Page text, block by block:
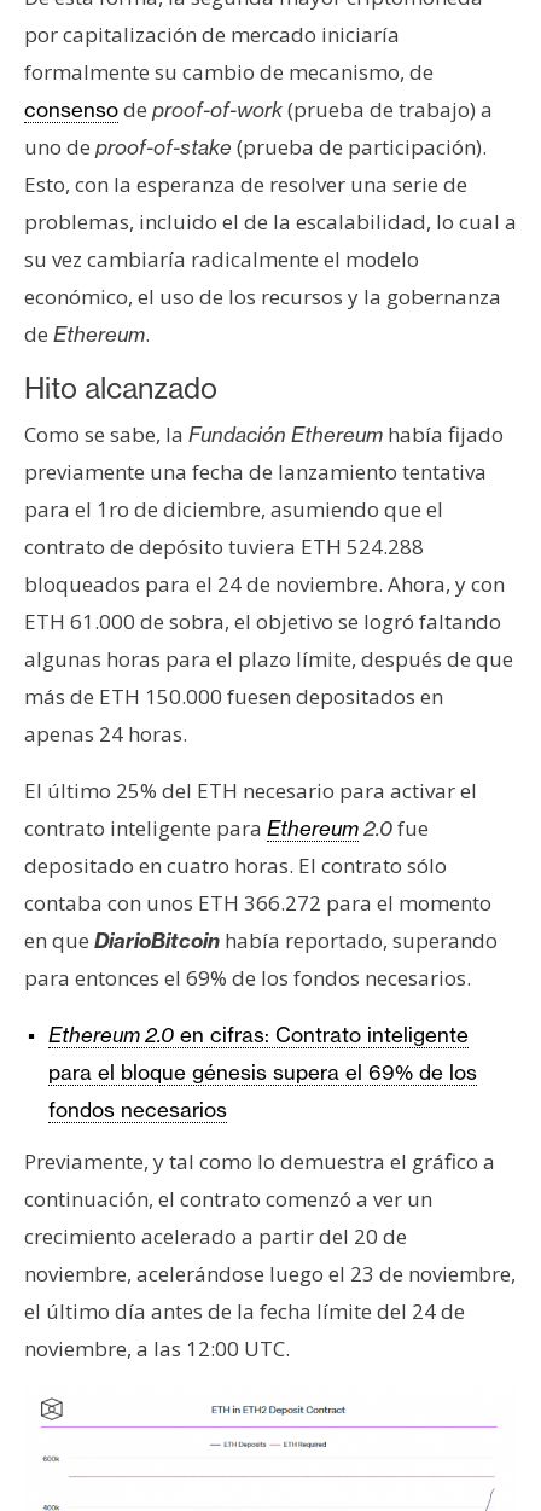
o
t
a
s
e
P
r
e
n
a
T
a
s
R
e
c
u
s
o
s
C
n
a
c
t
y
P
u
b
i
c
d
por capitalización de mercado iniciaría
formalmente su cambio de mecanismo, de
consensode proof-of-work(prueba de trabajo) a
uno de proof-of-stake (prueba de participación).
Esto, con la esperanza de resolver una serie de
problemas, incluido el de la escalabilidad, lo cual a
su vez cambiaría radicalmente el modelo
económico, el uso de los recursos y la gobernanza
de Ethereum.
Hito alcanzado
Como se sabe, la Fundación Ethereum había fijado
previamente una fecha de lanzamiento tentativa
para el 1ro de diciembre, asumiendo que el
contrato de depósito tuviera ETH 524.288
bloqueados para el 24 de noviembre. Ahora, y con
ETH 61.000 de sobra, el objetivo se logró faltando
algunas horas para el plazo límite, después de que
más de ETH 150.000 fuesen depositados en
apenas 24 horas.
El último 25% del ETH necesario para activar el
contrato inteligente para Ethereum2.0fue
depositado en cuatro horas. El contrato sólo
contaba con unos ETH 366.272 para el momento
en que DiarioBitcoin había reportado, superando
para entonces el 69% de los fondos necesarios.
Ethereum 2.0 en cifras: Contrato inteligente
para el bloque génesis supera el 69% de los
fondos necesarios
Previamente, y tal como lo demuestra el gráfico a
continuación, el contrato comenzó a ver un
crecimiento acelerado a partir del 20 de
noviembre, acelerándose luego el 23 de noviembre,
el último día antes de la fecha límite del 24 de
noviembre, a las 12:00 UTC.